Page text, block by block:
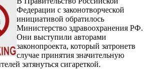
Федерации с законотворческой
инициативой обратилось
Министерство здравоохранения РФ.
Они выступили авторами
законопроекта, который затронетв
случае принятия значительную
затянуться сигареткой.